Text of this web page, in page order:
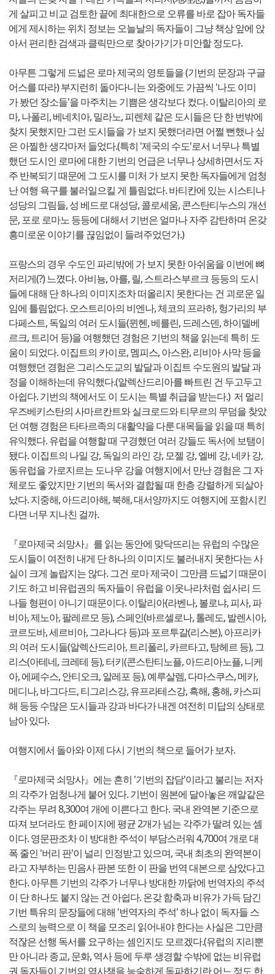
게 살피고 비교 검토한 끝에 최대한으로 오류를 바로 잡아 독자들
에게 제시하는 위치 정보는 오늘날의 독자들이 그냥 책상 앞에 앉
아서 편리한 검색과 클릭만으로 찾아가기가 미안할 정도다.
아무튼 그렇게 드넓은 로마 제국의 영토들을 (기번의 문장과 구글
어스를 따라) 부지런히 돌아다니는 와중에도 가끔씩 '나도 이미
가 봤던 장소들'을 마주치는 기쁨은 생각보다 컸다. 이탈리아의 로
마, 나폴리, 베네치아, 밀라노, 피렌체 같은 도시들은 단 한 번밖에
찾지 못했지만 그런 도시들을 가 보지 못했더라면 어쩔 뻔했나 싶
은 아찔한 생각마저 들었다.(특히 '제국의 수도'로서 너무나 특별
했던 도시인 로마에 대한 기번의 언급은 너무나 상세하면서도 자
주 반복되기 때문에 그 도시를 미처 가 보지 못한 독자들에게 엄청
난 여행 욕구를 불러일으킬 게 틀림없다. 바티칸에 있는 시스티나
성당의 그림들, 성 베드로 대성당, 콜로세움, 콘스탄티누스의 개선
문, 포로 로마노 등등에 대해서 기번은 얼마나 자주 감탄하며 온갖
흥미로운 이야기를 끊임없이 들려주었던가.)
프랑스의 경우 수도인 파리밖에 가 보지 못한 아쉬움을 이번에 뼈
저리게(?) 느꼈다. 아비뇽, 아를, 릴, 스트라스부르크 등등의 도시
들에 대해 단 하나의 이미지조차 떠올리지 못한다는 건 괴로운 일
임에 틀림없다. 오스트리아의 비엔나, 체코의 프라하, 헝가리의 부
다페스트, 독일의 여러 도시들(뮌헨, 베를린, 드레스덴, 하이델베
르크, 트리어 등)을 여행했던 경험은 기번의 책을 읽는데 특히 도
움이 되었다. 이집트의 카이로, 멤피스, 아스완, 리비아 사막 등을
여행했던 경험은 그리스도교의 발달과 이집트 수도원의 발달 과
정을 이해하는데 유익했다.(알렉산드리아를 빠트린 건 두고두고
아쉽다. 기번의 책에서도 이 도시는 특별 취급을 받는다.) 저 멀리
우즈베키스탄의 사마르칸트와 실크로드와 티무르의 무덤을 찾았
던 여행 경험은 타타르족의 대활약을 다룬 대목들을 읽을 때 특히
유익했다. 유럽을 여행할 때 구경했던 여러 강들도 독서에 보탬이
됐다. 이집트의 나일 강, 독일의 라인 강, 모젤 강, 엘베 강, 네카 강,
동유럽을 가로지르는 도나우 강을 여행지에서 만난 경험은 그 자
체로도 좋았지만 기번의 독서와 결합될 때 한층 강렬하게 되살아
났다. 지중해, 아드리아해, 북해, 대서양까지도 여행지에 포함시킨
다면 너무 지나친 걸까.
『로마제국 쇠망사』를 읽는 동안에 맞닥뜨리는 유럽의 수많은
도시들이 여전히 내게 단 하나의 이미지도 불러내지 못한다는 사
실이 크게 놀랍지는 않다. 그건 로마 제국이 그만큼 드넓기 때문이
기도 하고 비유럽권의 독자들이 유럽을 이웃나라처럼 쉽사리 드
나들 형편이 아니기 때문이다. 이탈리아(라벤나, 볼로냐, 피사, 파
비아, 제노아, 팔레르모 등), 스페인(바르셀로나, 톨레도, 발렌시아,
코르도바, 세르비아, 그라나다 등)과 포르투갈(리스본), 아프리카
의 여러 도시들(알렉산드리아, 트리폴리, 카르타고, 탕헤르 등), 그
리스(아테네, 크레테 등), 터키(콘스탄티노플, 아드리아노플, 니케
아, 에페수스, 안티오크, 알레포 등), 예루살렘, 다마스쿠스, 메카,
메디나, 바그다드, 티그리스강, 유프라테스강, 흑해, 홍해, 카스피
해 등등 수많은 도시들과 강과 바다가 내겐 여전히 미답의 상태로
남아 있다.
여행지에서 돌아와 이제 다시 기번의 책으로 들어가 보자.
『로마제국 쇠망사』에는 흔히 '기번의 잡담'이라고 불리는 저자
의 각주가 엄청나게 붙어 있다. 기번이 원본에 달아놓은 깨알같은
각주는 무려 8,300여 개에 이른다고 한다. 국내 완역본 기준으로
따져 보더라도 한 페이지에 평균 2개가 넘는 각주가 딸려 있는 셈
이다. 영문판조차 이 방대한 주석이 부담스러워 4,700여 개로 대
폭 줄인 '버리 판'이 널리 인정받고 있으며, 국내 최초의 완역본이
라고 자부하는 민음사 판본 또한 이 판을 번역 대본으로 삼았다고
한다. 아무튼 기번의 각주가 너무나 방대한 까닭에 번역자의 주석
이 단 하나도 붙지 않는 건 아쉽다. 온갖 함축과 비유가 가득 담긴
기번 특유의 문장들에 대해 '번역자의 주석' 하나 없이 독자들 스
스로의 능력으로 이 책을 모조리 읽어내야 한다는 사실은 그만큼
적잖은 선행 독서를 요구하는 셈인지도 모르겠다.(유럽의 지리뿐
만 아니라 종교, 문화, 역사 등에 두루 생경할 수밖에 없는 비유럽
권 독자들이 기번의 역사책을 능숙하게 독파하기란 어느 정도 한